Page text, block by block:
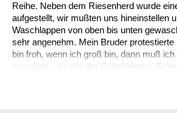
Reihe. Neben dem Riesenherd wurde
aufgestellt, wir mußten uns hineinstellen
Waschlappen von oben bis unten
sehr angenehm. Mein Bruder protestierte
bin froh, wenn ich groß bin, dann muß
waschen – so wie der Onkel Hans“.
Ansonsten im Zimmer mit warmen
vom seitlich eingebauten Wasserbecken